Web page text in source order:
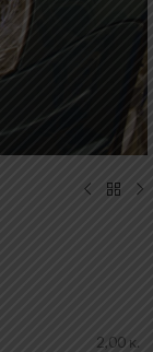
2,00 κ.